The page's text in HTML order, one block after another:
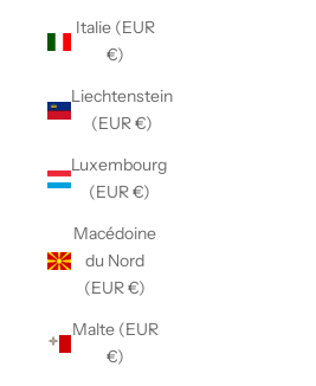
Italie (EUR
€)
Liechtenstein
(EUR €)
Luxembourg
(EUR €)
Macédoine
du Nord
(EUR €)
Malte (EUR
€)